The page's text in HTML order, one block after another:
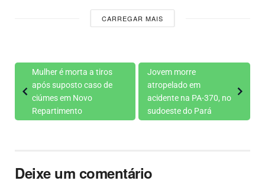
CARREGAR MAIS
Mulher é morta a tiros
após suposto caso de
ciúmes em Novo
Repartimento
Jovem morre
atropelado em
acidente na PA-370, no
sudoeste do Pará
Deixe um comentário